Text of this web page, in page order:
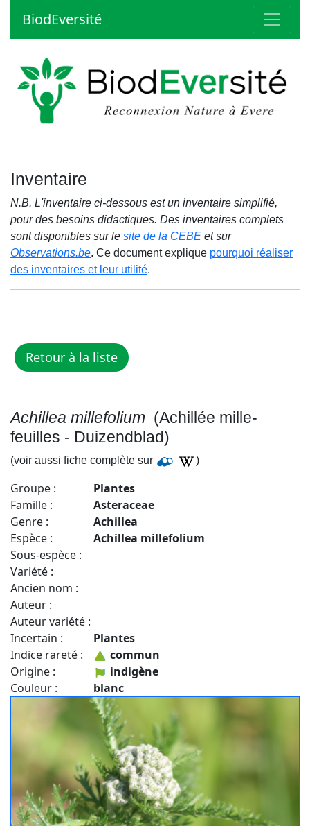
BiodEversité
Inventaire
N.B. L'inventaire ci-dessous est un inventaire simplifié,
pour des besoins didactiques. Des inventaires complets
sont disponibles sur le site de la CEBE et sur
Observations.be. Ce document explique pourquoi réaliser
des inventaires et leur utilité.
Achillea millefolium (Achillée mille-
feuilles - Duizendblad)
(voir aussi fiche complète sur )
Groupe :
Plantes
Famille :
Asteraceae
Genre :
Achillea
Espèce :
Achillea millefolium
Sous-espèce :
Variété :
Ancien nom :
Auteur :
Auteur variété :
Incertain :
Plantes
Indice rareté :
commun
Origine :
indigène
Couleur :
blanc